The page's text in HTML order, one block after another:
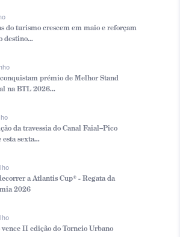
do turismo crescem em maio e reforçam
destino...
prémio de Melhor Stand
na BTL 2026...
da travessia do Canal Faial–Pico
esta sexta...
a Atlantis Cup® - Regata da
2026
II edição do Torneio Urbano